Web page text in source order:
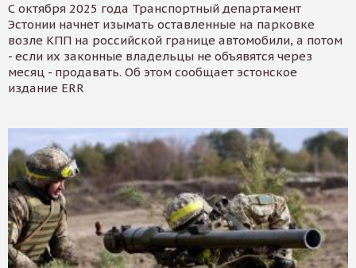
С октября 2025 года Транспортный департамент
Эстонии начнет изымать оставленные на парковке
возле КПП на российской границе автомобили, а потом
- если их законные владельцы не объявятся через
месяц - продавать. Об этом сообщает эстонское
издание ERR